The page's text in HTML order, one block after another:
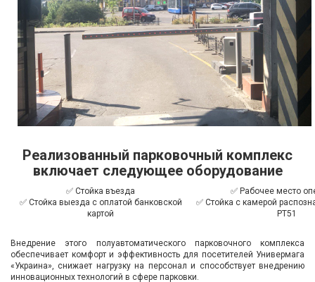
Реализованный парковочный комплекс
включает следующее оборудование
✅ Стойка въезда
✅ Стойка выезда с оплатой банковской
картой
✅ Рабочее место
✅ Стойка с камерой
РТ51
Внедрение этого полуавтоматического парковочного комплекса
обеспечивает комфорт и эффективность для посетителей Универмага
«Украина», снижает нагрузку на персонал и способствует внедрению
инновационных технологий в сфере парковки.